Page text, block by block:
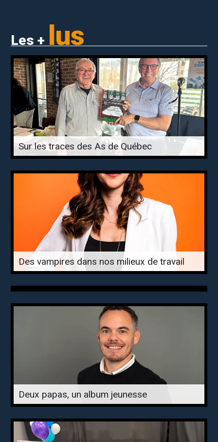
Les + lus
Sur les traces des As de Québec
Des vampires dans nos milieux de travail
Deux papas, un album jeunesse